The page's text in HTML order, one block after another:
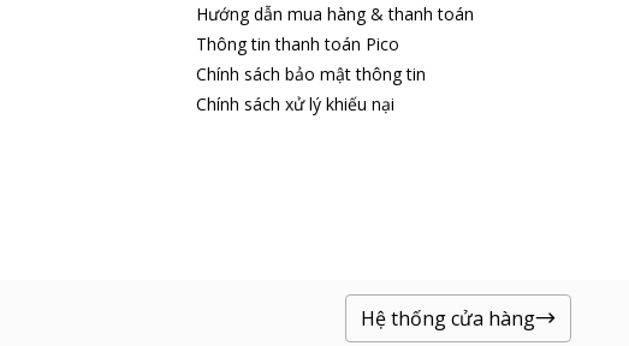
Hướng dẫn mua hàng & thanh toán
Thông tin thanh toán Pico
Chính sách bảo mật thông tin
Chính sách xử lý khiếu nại
Hệ thống cửa hàng